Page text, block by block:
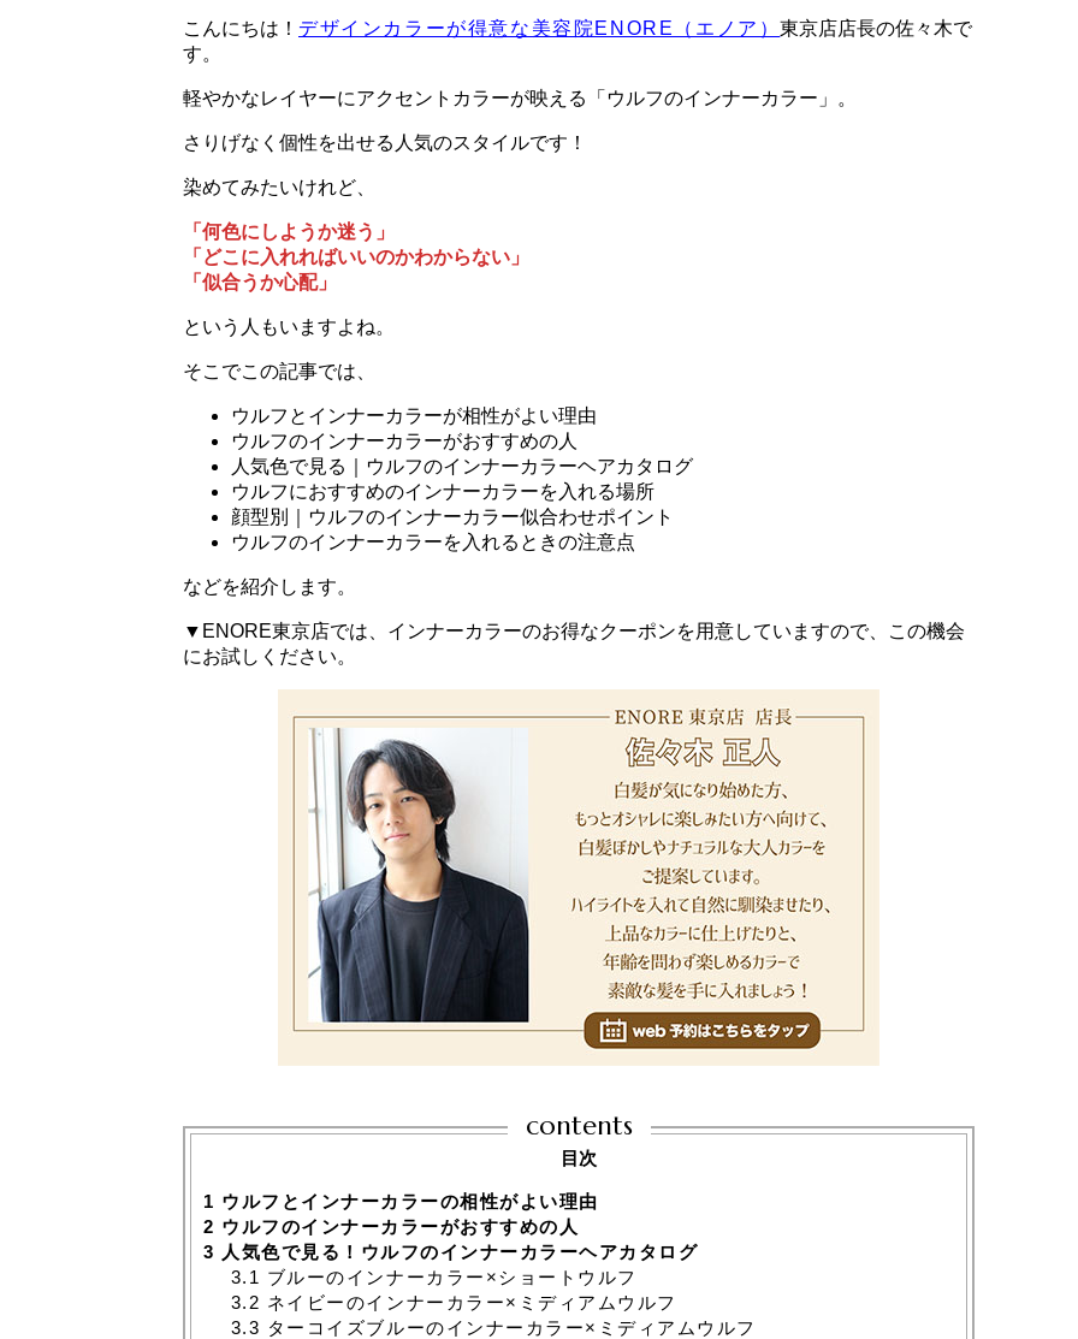
こんにちは！ デザインカラーが得意な美容院ENORE（エノア）東京店店長の佐々木で
す。
軽やかなレイヤーにアクセントカラーが映える「ウルフのインナーカラー」。
さりげなく個性を出せる人気のスタイルです！
染めてみたいけれど、
「何色にしようか迷う」
「どこに入れればいいのかわからない」
「似合うか心配」
という人もいますよね。
そこでこの記事では、
ウルフとインナーカラーが相性がよい理由
ウルフのインナーカラーがおすすめの人
人気色で見る｜ウルフのインナーカラーヘアカタログ
ウルフにおすすめのインナーカラーを入れる場所
顔型別｜ウルフのインナーカラー似合わせポイント
ウルフのインナーカラーを入れるときの注意点
などを紹介します。
▼ENORE東京店では、インナーカラーのお得なクーポンを用意していますので、この機会
にお試しください。
contents
目次
1 ウルフとインナーカラーの相性がよい理由
2 ウルフのインナーカラーがおすすめの人
3 人気色で見る！ウルフのインナーカラーヘアカタログ
3.1 ブルーのインナーカラー×ショートウルフ
3.2 ネイビーのインナーカラー×ミディアムウルフ
3.3 ターコイズブルーのインナーカラー×ミディアムウルフ